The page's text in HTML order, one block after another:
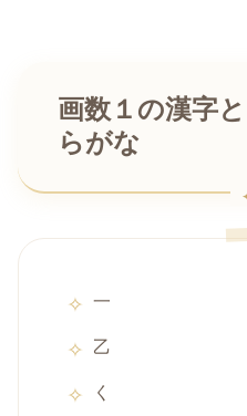
画数１の漢字
らがな
一
乙
く